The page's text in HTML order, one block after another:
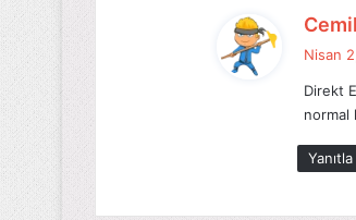
Nisan
Direkt
normal
Yanıtla